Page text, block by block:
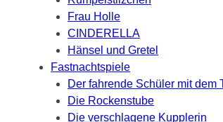
Frau Holle
CINDERELLA
Hänsel und Gretel
Fastnachtspiele
Der fahrende Schüler mit dem
Die Rockenstube
Die verschlagene Kupplerin